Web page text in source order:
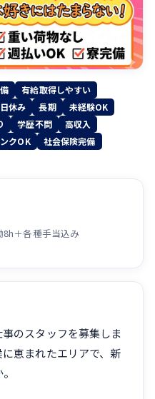
有給取得しやすい
休み 長期
未経験OK
学歴不問
高収入
クOK
社会保険完備
＋各種手当込み
のスタッフを募集しま
恵まれたエリアで、新